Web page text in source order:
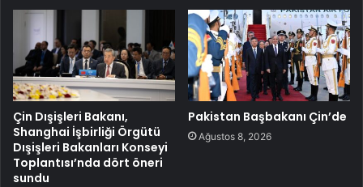
Çin Dışişleri Bakanı,
Shanghai İşbirliği Örgütü
Dışişleri Bakanları Konseyi
Toplantısı’nda dört öneri
sundu
Pakistan Başbakanı Çin’de
Ağustos 8, 2026